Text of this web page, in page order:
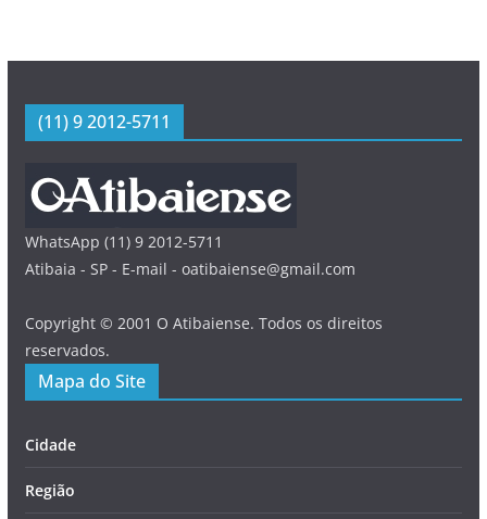
(11) 9 2012-5711
WhatsApp (11) 9 2012-5711
Atibaia - SP - E-mail - oatibaiense@gmail.com
Copyright © 2001 O Atibaiense. Todos os direitos
reservados.
Mapa do Site
Cidade
Região